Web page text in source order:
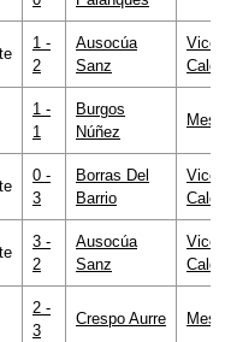
1 -
2
Ausocúa
Sanz
1 -
1
Burgos
Núñez
0 -
3
Borras Del
Barrio
3 -
2
Ausocúa
Sanz
2 -
3
Crespo Aurre